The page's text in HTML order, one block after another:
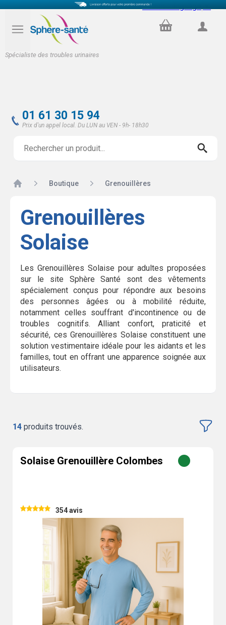
Spécialiste des troubles urinaires
Select Language
PANIER
01 61 30 15 94
Prix d'un appel local. Du LUN au VEN - 9h- 18h30
Accueil Boutique Grenouillères
Grenouillères
Solaise
Les Grenouillères Solaise pour adultes proposées
sur le site Sphère Santé sont des vêtements
spécialement conçus pour répondre aux besoins
des personnes âgées ou à mobilité réduite,
notamment celles souffrant d'incontinence ou de
troubles cognitifs. Alliant confort, praticité et
sécurité, ces Grenouillères Solaise constituent une
solution vestimentaire idéale pour les aidants et les
familles, tout en offrant une apparence soignée aux
utilisateurs.
14 produits trouvés.
Solaise Grenouillère Colombes
354 avis